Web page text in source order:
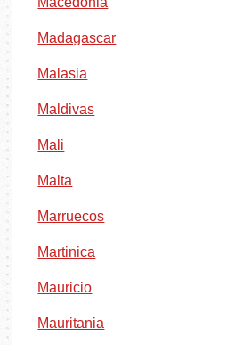
Madagascar
Malasia
Maldivas
Mali
Malta
Marruecos
Martinica
Mauricio
Mauritania